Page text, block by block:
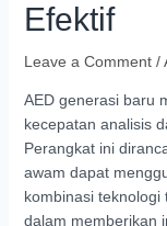
Efektif
Leave a Comment /
AED generasi baru
kecepatan analisis
Perangkat ini
awam dapat
kombinasi
dalam memberikan